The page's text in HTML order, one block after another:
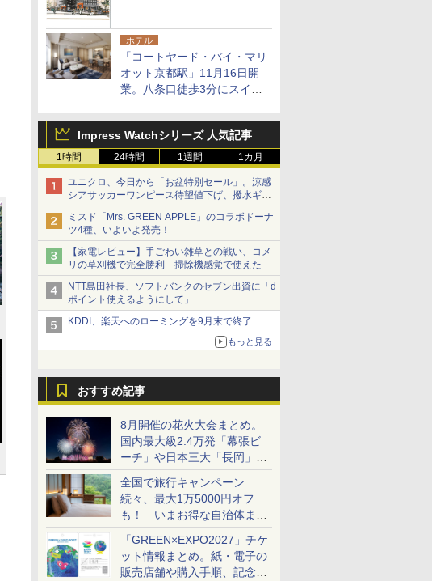
ホテル
「コートヤード・バイ・マリ
オット京都駅」11月16日開
業。八条口徒歩3分にスイー
も併設
Impress Watchシリーズ 人気記事
1時間 24時間 1週間 1カ月
ユニクロ、今日から「お盆特別セール」。涼感
シアサッカーワンピース待望値下げ、撥水ギア
ショーツは1990円に
ミスド「Mrs. GREEN APPLE」のコラボドーナ
ツ4種、いよいよ発売！
【家電レビュー】手ごわい雑草との戦い、コメ
リの草刈機で完全勝利 掃除機感覚で使えた
NTT島田社長、ソフトバンクのセブン出資に「d
ポイント使えるようにして」
KDDI、楽天へのローミングを9月末で終了
もっと見る
おすすめ記事
8月開催の花火大会まとめ。
国内最大級2.4万発「幕張ビ
ーチ」や日本三大「長岡」な
ど大型イベント目白押し！
全国で旅行キャンペーン
続々、最大1万5000円オフ
も！ いまお得な自治体まと
め
「GREEN×EXPO2027」チケ
ット情報まとめ。紙・電子の
販売店舗や購入手順、記念チ